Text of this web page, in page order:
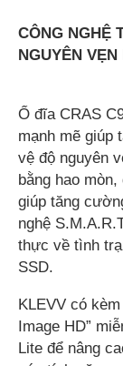
CÔNG NGHỆ
NGUYÊN
Ổ đĩa CRAS
mạnh mẽ giúp
vệ độ nguyên
bằng hao
giúp tăng
nghệ
thực về tình
SSD.
KLEVV có
Image HD”
Lite để nâng